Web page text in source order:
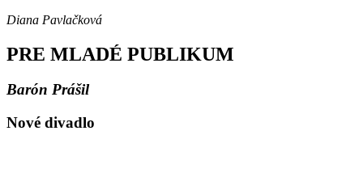
Diana Pavlačková
PRE MLADÉ PUBLIKUM
Barón Prášil
Nové divadlo